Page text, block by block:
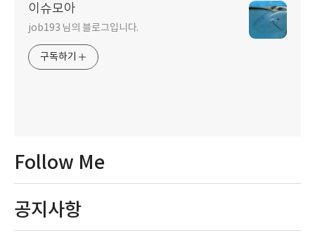
이슈모아
job193 님의 블로그입니다.
구독하기
Follow Me
공지사항